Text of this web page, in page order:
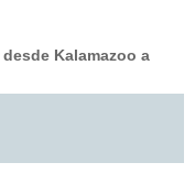
Kalamazoo a